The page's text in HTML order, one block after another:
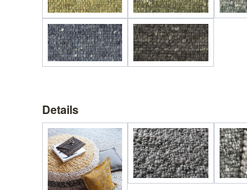
Details